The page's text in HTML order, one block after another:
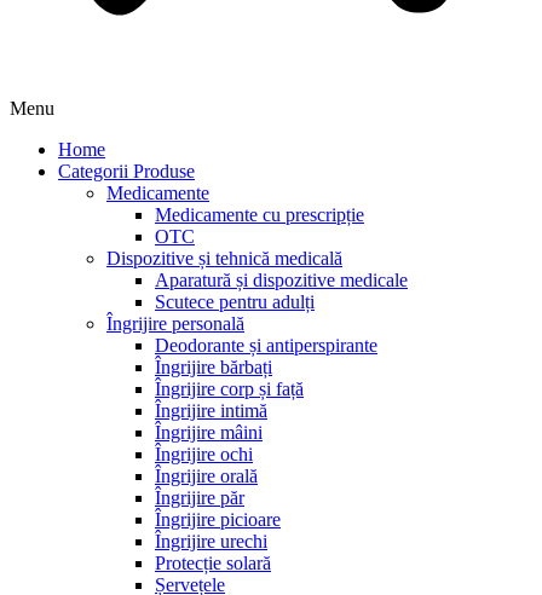
Menu
Home
Categorii Produse
Medicamente
Medicamente cu prescripție
OTC
Dispozitive și tehnică medicală
Aparatură și dispozitive medicale
Scutece pentru adulți
Îngrijire personală
Deodorante și antiperspirante
Îngrijire bărbați
Îngrijire corp și față
Îngrijire intimă
Îngrijire mâini
Îngrijire ochi
Îngrijire orală
Îngrijire păr
Îngrijire picioare
Îngrijire urechi
Protecție solară
Șervețele